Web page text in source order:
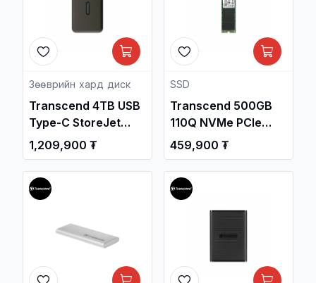
Зөөврийн хард диск
Transcend 4TB USB
Type-C StoreJet
25M3C 2.5-inch
Portable Hard Drive
TS4TSJ25M3C /
Зөөврийн Хард /
1,209,900 ₮
SSD
Transcend 500GB
110Q NVMe PCIe
Gen3 M.2 2280
Internal SSD
/TS500GMTE110Q/
459,900 ₮